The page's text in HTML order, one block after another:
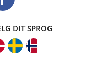
DIT SPROG